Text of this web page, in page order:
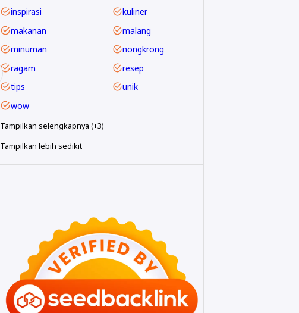
inspirasi
kuliner
makanan
malang
minuman
nongkrong
ragam
resep
tips
unik
wow
Tampilkan selengkapnya (+3)
Tampilkan lebih sedikit